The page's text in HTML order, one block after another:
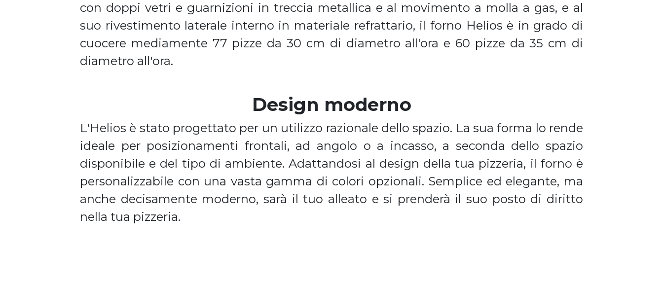
con doppi vetri e guarnizioni in treccia metallica e al movimento a molla a gas, e al
suo rivestimento laterale interno in materiale refrattario, il forno Helios è in grado di
cuocere mediamente 77 pizze da 30 cm di diametro all'ora e 60 pizze da 35 cm di
diametro all'ora.
Design moderno
L'Helios è stato progettato per un utilizzo razionale dello spazio. La sua forma lo rende
ideale per posizionamenti frontali, ad angolo o a incasso, a seconda dello spazio
disponibile e del tipo di ambiente. Adattandosi al design della tua pizzeria, il forno è
personalizzabile con una vasta gamma di colori opzionali. Semplice ed elegante, ma
anche decisamente moderno, sarà il tuo alleato e si prenderà il suo posto di diritto
nella tua pizzeria.